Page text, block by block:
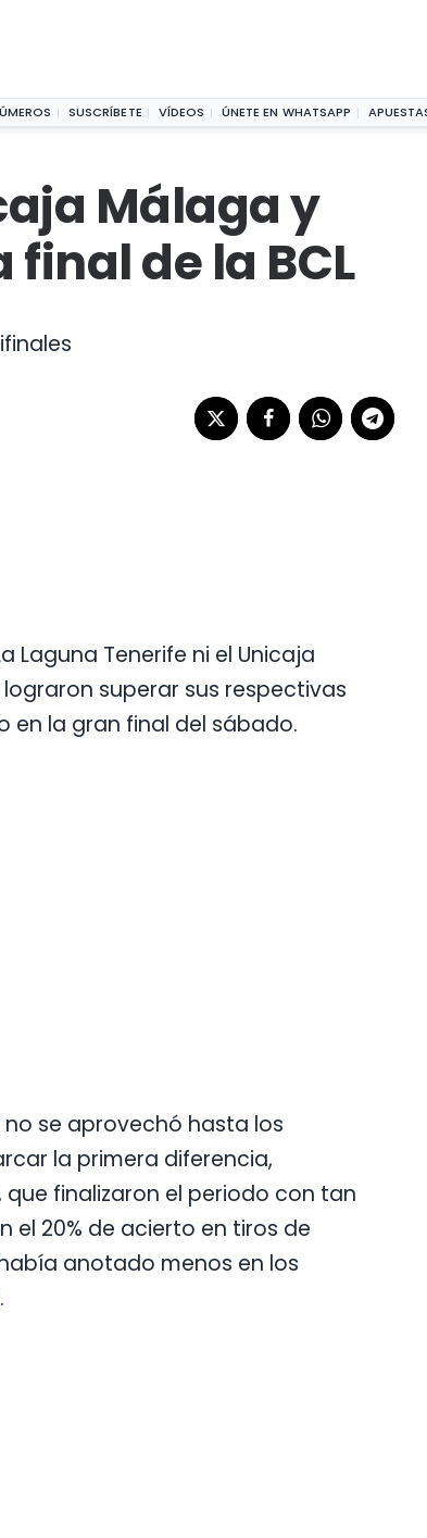
SUSCRÍBETE VÍDEOS ÚNETE EN WHATSAPP
Málaga y
de la BCL
Laguna Tenerife ni el Unicaja
lograron superar sus respectivas
en la gran final del sábado.
no se aprovechó hasta los
la primera diferencia,
finalizaron el periodo con tan
el 20% de acierto en tiros de
anotado menos en los
la final de la BCL